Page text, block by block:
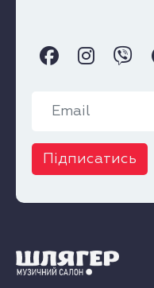
Підписатись